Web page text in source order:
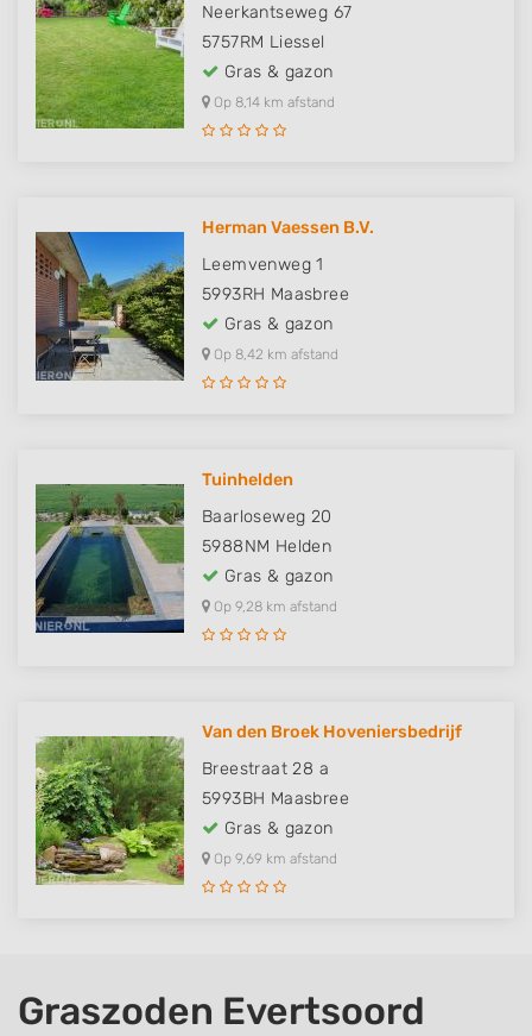
Neerkantseweg 67
5757RM Liessel
Gras & gazon
Op 8,14 km afstand
Herman Vaessen B.V.
Leemvenweg 1
5993RH Maasbree
Gras & gazon
Op 8,42 km afstand
Tuinhelden
Baarloseweg 20
5988NM Helden
Gras & gazon
Op 9,28 km afstand
Van den Broek Hoveniersbedrijf
Breestraat 28 a
5993BH Maasbree
Gras & gazon
Op 9,69 km afstand
Graszoden Evertsoord